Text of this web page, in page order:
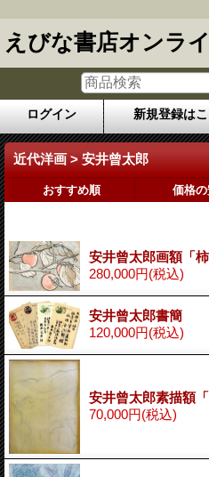
えびな書店オンラ
ログイン 新規登録は
近代洋画 > 安井曾太郎
おすすめ順 価格
安井曾太郎画額「柿
280,000円(税込)
安井曾太郎書簡
120,000円(税込)
安井曾太郎素描額「
70,000円(税込)